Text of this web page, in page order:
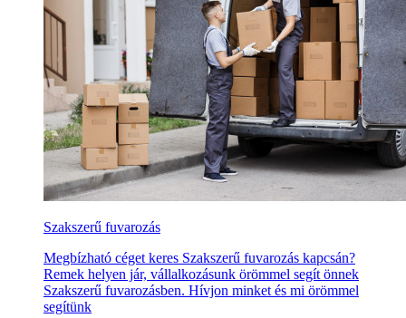
Szakszerű fuvarozás
Megbízható céget keres Szakszerű fuvarozás kapcsán?
Remek helyen jár, vállalkozásunk örömmel segít önnek
Szakszerű fuvarozásben. Hívjon minket és mi örömmel
segítünk